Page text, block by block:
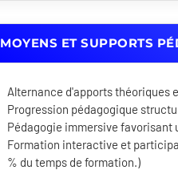
MOYENS ET SUPPORTS
Alternance d'apports théoriques
Progression pédagogique
Pédagogie immersive favorisant
Formation interactive et
% du temps de formation.)